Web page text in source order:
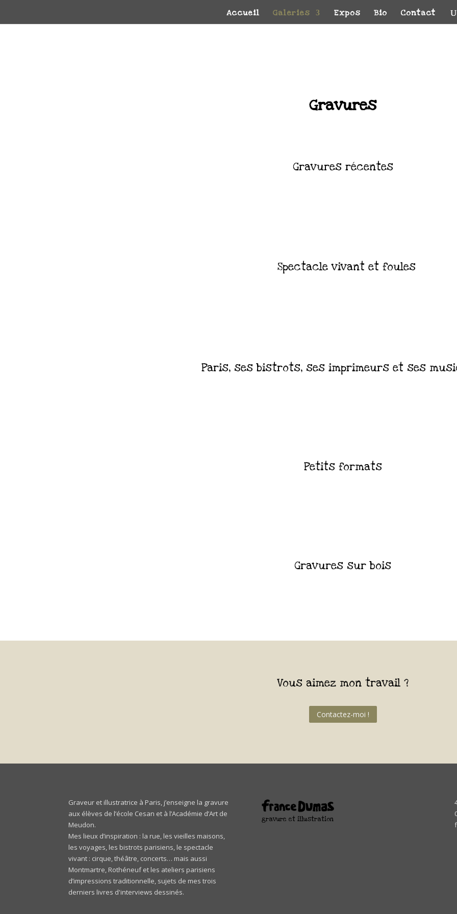
Accueil Galeries Expos Bio Contact
Gravures
Gravures récentes
Spectacle vivant et foules
Paris, ses bistrots, ses imprimeurs et ses
Petits formats
Gravures sur bois
Vous aimez mon travail ?
Contactez-moi !
Graveur et illustratrice à Paris, j’enseigne la gravure
aux élèves de l’école Cesan et à l’Académie d’Art de
Meudon.
Mes lieux d’inspiration : la rue, les vieilles maisons,
les voyages, les bistrots parisiens, le spectacle
vivant : cirque, théâtre, concerts… mais aussi
Montmartre, Rothéneuf et les ateliers parisiens
d’impressions traditionnelle, sujets de mes trois
derniers livres d'interviews dessinés.
gravure et illustration